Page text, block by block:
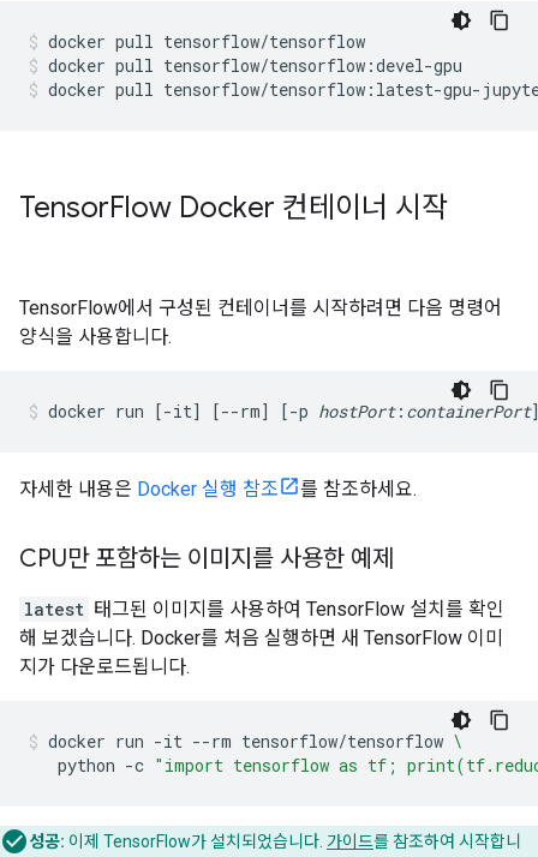
docker pull tensorflow/tensorflow
docker pull tensorflow/tensorflow:devel-gpu
docker pull tensorflow/tensorflow:latest-gpu-
TensorFlow Docker 컨테이너 시작
TensorFlow에서 구성된 컨테이너를 시작하려면 다음 명령어
양식을 사용합니다.
docker run [-it] [--rm] [-p hostPort: containerPort
자세한 내용은 Docker 실행 참조 를 참조하세요.
CPU만 포함하는 이미지를 사용한 예제
latest 태그된 이미지를 사용하여 TensorFlow 설치를 확인
해 보겠습니다. Docker를 처음 실행하면 새 TensorFlow 이미
지가 다운로드됩니다.
docker run -it --rm tensorflow/tensorflow \
python -c "import tensorflow as tf;
성공: 이제 TensorFlow가 설치되었습니다. 가이드를 참조하여 시작합니